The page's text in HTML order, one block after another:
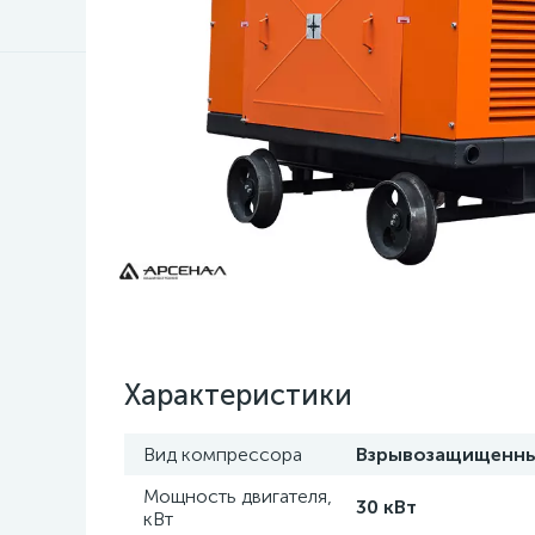
Характеристики
Вид компрессора
Мощность двигателя,
кВт
30 кВт